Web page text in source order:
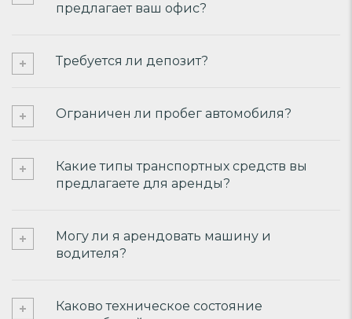
предлагает ваш офис?
Требуется ли депозит?
Ограничен ли пробег автомобиля?
Какие типы транспортных средств вы
предлагаете для аренды?
Могу ли я арендовать машину и
водителя?
Каково техническое состояние